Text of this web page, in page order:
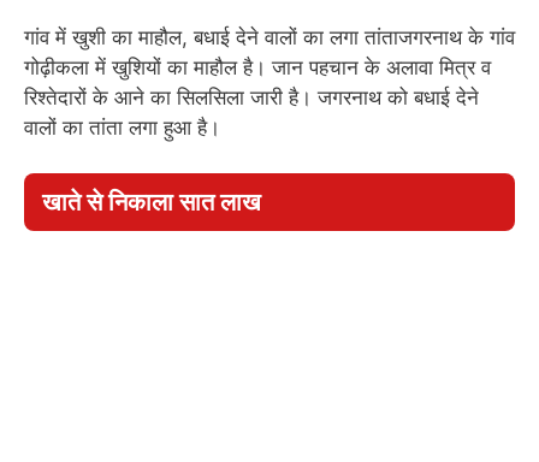
गांव में खुशी का माहौल, बधाई देने वालों का लगा तांताजगरनाथ के गांव
गोढ़ीकला में खुशियों का माहौल है। जान पहचान के अलावा मित्र व
रिश्तेदारों के आने का सिलसिला जारी है। जगरनाथ को बधाई देने
वालों का तांता लगा हुआ है।
खाते से निकाला सात लाख